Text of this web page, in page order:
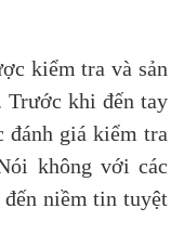
kiểm tra và sản
Trước khi đến tay
đánh giá kiểm tra
không với các
niềm tin tuyệt